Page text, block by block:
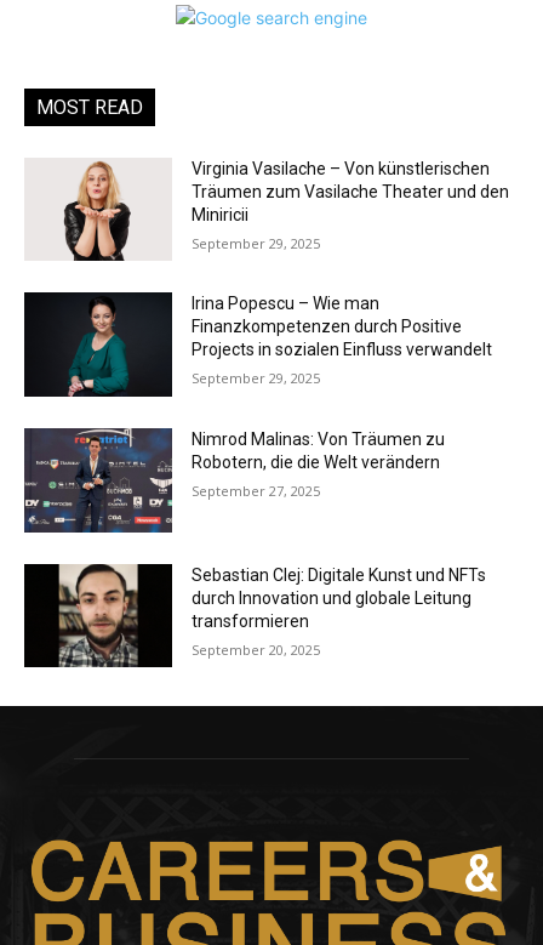
MOST READ
Virginia Vasilache – Von künstlerischen
Träumen zum Vasilache Theater und den
Miniricii
September 29, 2025
Irina Popescu – Wie man
Finanzkompetenzen durch Positive
Projects in sozialen Einfluss verwandelt
September 29, 2025
Nimrod Malinas: Von Träumen zu
Robotern, die die Welt verändern
September 27, 2025
Sebastian Clej: Digitale Kunst und NFTs
durch Innovation und globale Leitung
transformieren
September 20, 2025